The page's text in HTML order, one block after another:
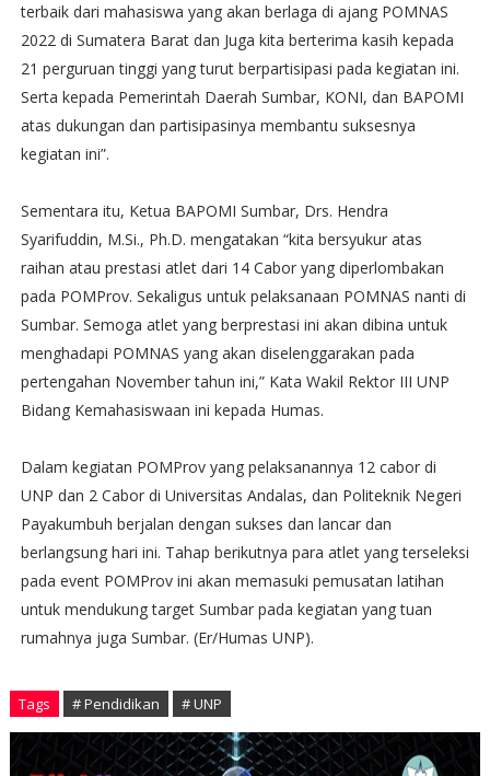
terbaik dari mahasiswa yang akan berlaga di ajang POMNAS
2022 di Sumatera Barat dan Juga kita berterima kasih kepada
21 perguruan tinggi yang turut berpartisipasi pada kegiatan ini.
Serta kepada Pemerintah Daerah Sumbar, KONI, dan BAPOMI
atas dukungan dan partisipasinya membantu suksesnya
kegiatan ini”.
Sementara itu, Ketua BAPOMI Sumbar, Drs. Hendra
Syarifuddin, M.Si., Ph.D. mengatakan “kita bersyukur atas
raihan atau prestasi atlet dari 14 Cabor yang diperlombakan
pada POMProv. Sekaligus untuk pelaksanaan POMNAS nanti di
Sumbar. Semoga atlet yang berprestasi ini akan dibina untuk
menghadapi POMNAS yang akan diselenggarakan pada
pertengahan November tahun ini,” Kata Wakil Rektor III UNP
Bidang Kemahasiswaan ini kepada Humas.
Dalam kegiatan POMProv yang pelaksanannya 12 cabor di
UNP dan 2 Cabor di Universitas Andalas, dan Politeknik Negeri
Payakumbuh berjalan dengan sukses dan lancar dan
berlangsung hari ini. Tahap berikutnya para atlet yang terseleksi
pada event POMProv ini akan memasuki pemusatan latihan
untuk mendukung target Sumbar pada kegiatan yang tuan
rumahnya juga Sumbar. (Er/Humas UNP).
Tags # Pendidikan # UNP